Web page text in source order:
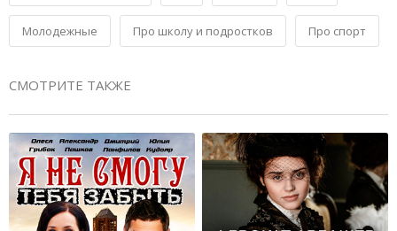
Молодежные Про школу и подростков Про спорт
СМОТРИТЕ ТАКЖЕ